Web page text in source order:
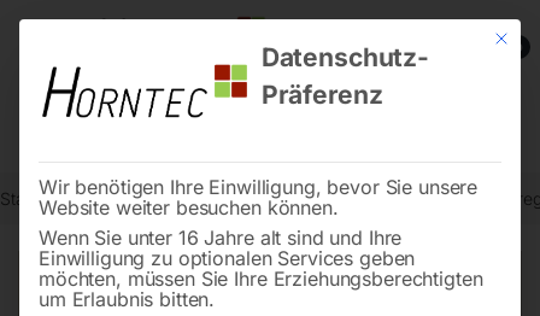
0
Start Stromaggregate und Stromerzeuger Zubehör für
Mit
Datenschutz-
Präferenz
Wir benötigen Ihre Einwilligung, bevor Sie unsere
Website weiter besuchen können.
Wenn Sie unter 16 Jahre alt sind und Ihre
Einwilligung zu optionalen Services geben
möchten, müssen Sie Ihre Erziehungsberechtigten
um Erlaubnis bitten.